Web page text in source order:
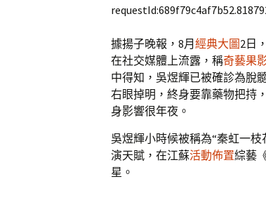
據揚子晚報，8月 經典大圖2日
在社交媒體上流露，稱奇藝果
中得知，吳煜輝已被確診為脫
右眼掉明，終身要靠藥物把持
身影響很年夜。
吳煜輝小時候被稱為“秦虹一
演天賦，在江蘇活動佈置綜藝
星。